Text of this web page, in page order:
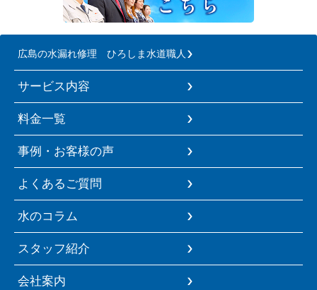
広島の水漏れ修理 ひろしま水道職人
サービス内容
料金一覧
事例・お客様の声
よくあるご質問
水のコラム
スタッフ紹介
会社案内